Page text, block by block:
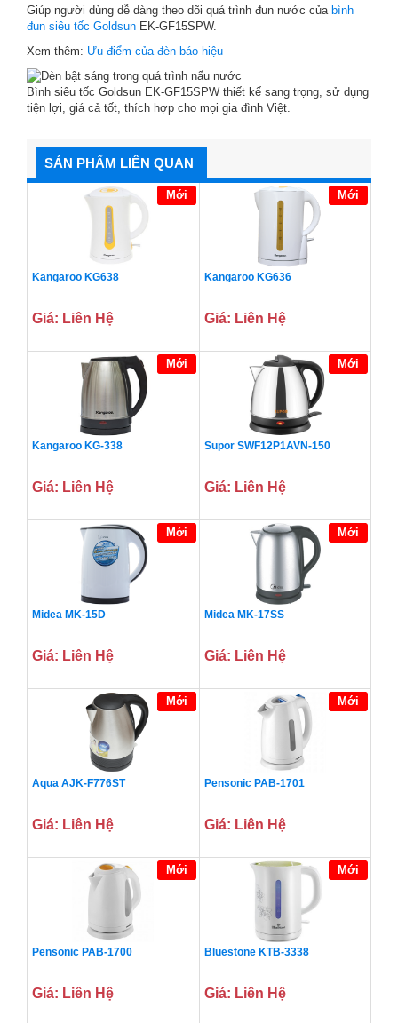
Giúp người dùng dễ dàng theo dõi quá trình đun nước của bình
đun siêu tốc Goldsun EK-GF15SPW.
Xem thêm: Ưu điểm của đèn báo hiệu
Bình siêu tốc Goldsun EK-GF15SPW thiết kế sang trọng, sử dụng
tiện lợi, giá cả tốt, thích hợp cho mọi gia đình Việt.
SẢN PHẨM LIÊN QUAN
Mới
Kangaroo KG638
Giá: Liên Hệ
Mới
Kangaroo KG636
Giá: Liên Hệ
Mới
Kangaroo KG-338
Giá: Liên Hệ
Mới
Supor SWF12P1AVN-150
Giá: Liên Hệ
Mới
Midea MK-15D
Giá: Liên Hệ
Mới
Midea MK-17SS
Giá: Liên Hệ
Mới
Aqua AJK-F776ST
Giá: Liên Hệ
Mới
Pensonic PAB-1701
Giá: Liên Hệ
Mới
Pensonic PAB-1700
Giá: Liên Hệ
Mới
Bluestone KTB-3338
Giá: Liên Hệ